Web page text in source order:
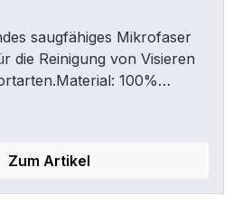
saugfähiges Mikrofaser
die Reinigung von Visieren
100%
zum Reinigen von Visieren,
Kufen.
Zum Artikel